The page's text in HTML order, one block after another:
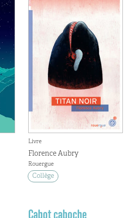
Livre
Florence Aubry
Rouergue
Collège